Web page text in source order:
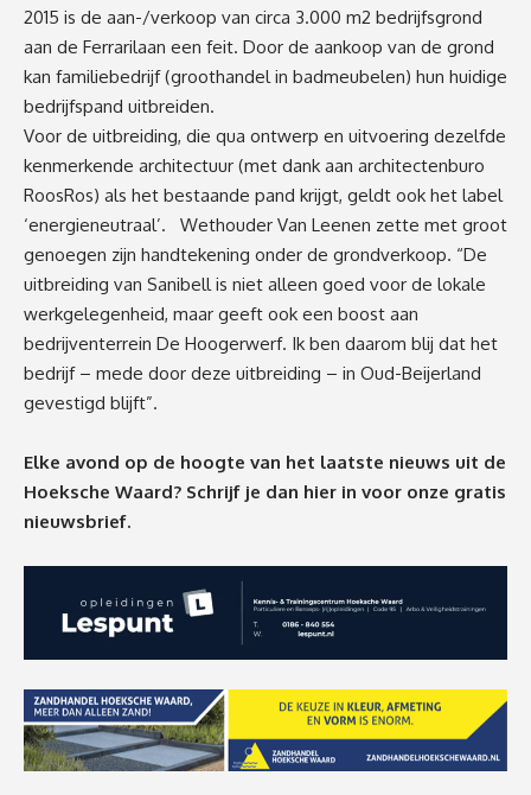
2015 is de aan-/verkoop van circa 3.000 m2 bedrijfsgrond
aan de Ferrarilaan een feit. Door de aankoop van de grond
kan familiebedrijf (groothandel in badmeubelen) hun huidige
bedrijfspand uitbreiden.
Voor de uitbreiding, die qua ontwerp en uitvoering dezelfde
kenmerkende architectuur (met dank aan architectenburo
RoosRos) als het bestaande pand krijgt, geldt ook het label
‘energieneutraal’. Wethouder Van Leenen zette met groot
genoegen zijn handtekening onder de grondverkoop. “De
uitbreiding van Sanibell is niet alleen goed voor de lokale
werkgelegenheid, maar geeft ook een boost aan
bedrijventerrein De Hoogerwerf. Ik ben daarom blij dat het
bedrijf – mede door deze uitbreiding – in Oud-Beijerland
gevestigd blijft”.
Elke avond op de hoogte van het laatste nieuws uit de
Hoeksche Waard? Schrijf je dan hier in voor onze gratis
nieuwsbrief.